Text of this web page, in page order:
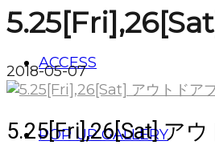
ACCESS
POP UP GALLERY
2018-05-07
5.25[Fri],26[Sat] ア